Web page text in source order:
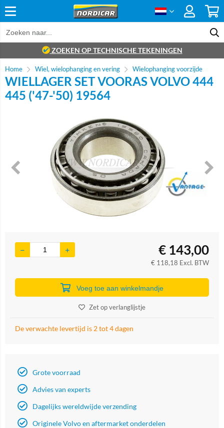
ZOEKEN OP TECHNISCHE TEKENINGEN
Home Wiel, wielophanging en vering Wielophanging voorzijde
WIELLAGER SET VOORAS VOLVO 444
445 ('47-'50) 19564
Brand
€ 143,00
€ 118,18 Excl. BTW
Voeg toe aan winkelmandje
Zet op verlanglijstje
De verwachte levertijd is 2 tot 4 dagen
Grote voorraad
Advies van experts
Dagelijks wereldwijde verzending
Originele Volvo en aftermarket onderdelen